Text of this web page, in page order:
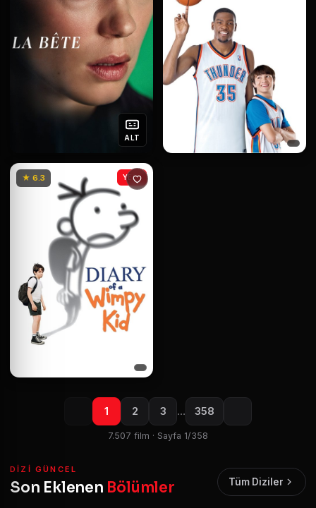
ALT
★ 6.3 YENİ
1 2 3 … 358
7.507 film · Sayfa 1/358
DIZI GÜNCEL
Son Eklenen Bölümler Tüm Diziler